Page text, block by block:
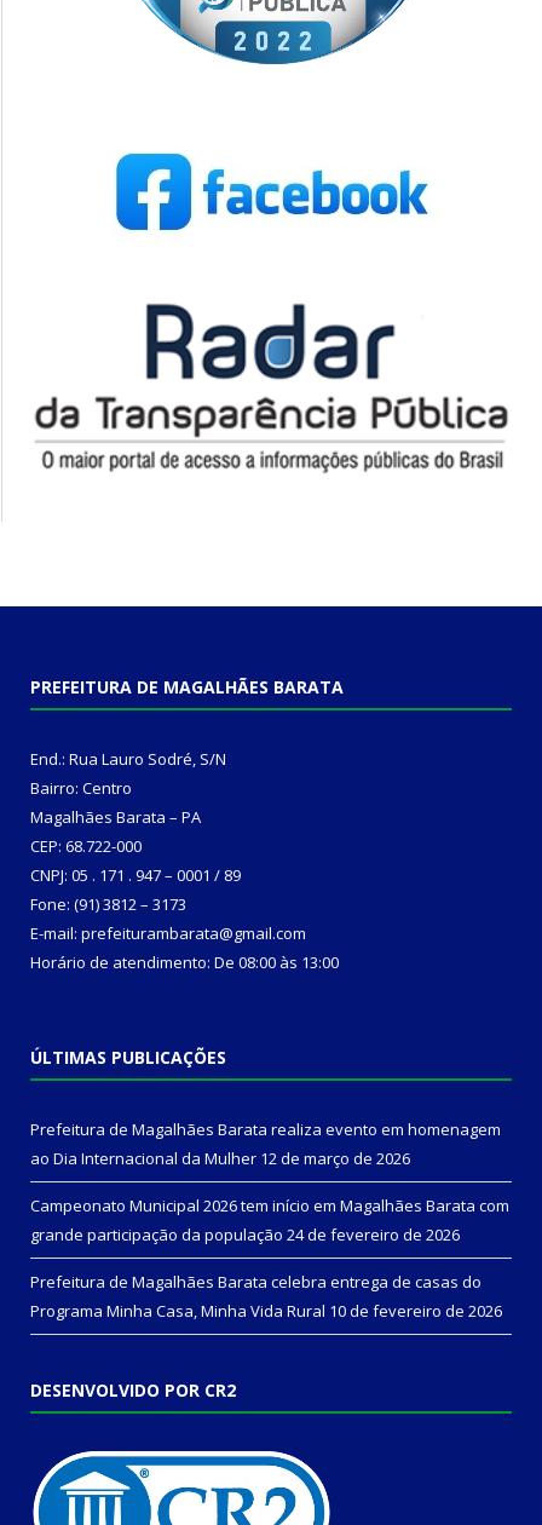
PREFEITURA DE MAGALHÃES BARATA
End.: Rua Lauro Sodré, S/N
Bairro: Centro
Magalhães Barata – PA
CEP: 68.722-000
CNPJ: 05 . 171 . 947 – 0001 / 89
Fone: (91) 3812 – 3173
E-mail: prefeiturambarata@gmail.com
Horário de atendimento: De 08:00 às 13:00
ÚLTIMAS PUBLICAÇÕES
Prefeitura de Magalhães Barata realiza evento em homenagem
ao Dia Internacional da Mulher 12 de março de 2026
Campeonato Municipal 2026 tem início em Magalhães Barata com
grande participação da população 24 de fevereiro de 2026
Prefeitura de Magalhães Barata celebra entrega de casas do
Programa Minha Casa, Minha Vida Rural 10 de fevereiro de 2026
DESENVOLVIDO POR CR2